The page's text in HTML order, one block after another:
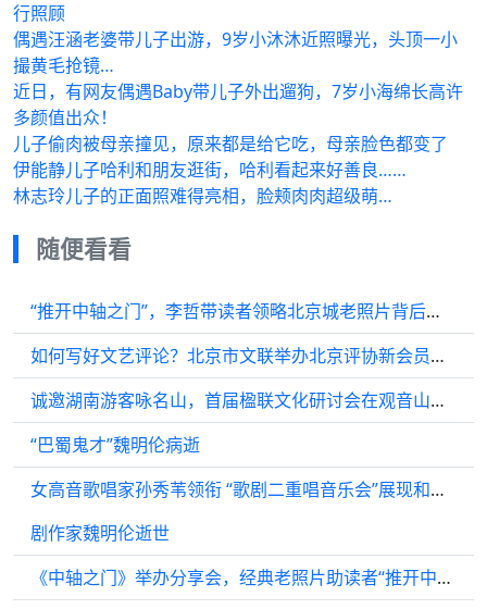
行照顾
偶遇汪涵老婆带儿子出游，9岁小沐沐近照曝光，头顶一小
撮黄毛抢镜…
近日，有网友偶遇Baby带儿子外出遛狗，7岁小海绵长高许
多颜值出众！
儿子偷肉被母亲撞见，原来都是给它吃，母亲脸色都变了
伊能静儿子哈利和朋友逛街，哈利看起来好善良……
林志玲儿子的正面照难得亮相，脸颊肉肉超级萌…
随便看看
“推开中轴之门”，李哲带读者领略北京城老照片背后的风云变幻
如何写好文艺评论？北京市文联举办北京评协新会员和文艺评论人才培训班
诚邀湖南游客咏名山，首届楹联文化研讨会在观音山举行
“巴蜀鬼才”魏明伦病逝
女高音歌唱家孙秀苇领衔 “歌剧二重唱音乐会”展现和音之美
剧作家魏明伦逝世
《中轴之门》举办分享会，经典老照片助读者“推开中轴之门”